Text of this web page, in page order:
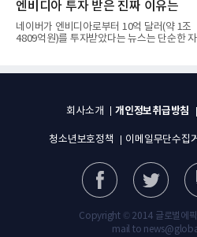
엔비디아 투자 받은 진짜 이유는
네이버가 엔비디아로부터 10억 달러(약 1조
4809억원)를 투자받았다는 뉴스는 단순한
회사소개 개인정보취급방침
청소년보호정책 이메일무단수집
Copyright © 2014 글로벌에
mail to